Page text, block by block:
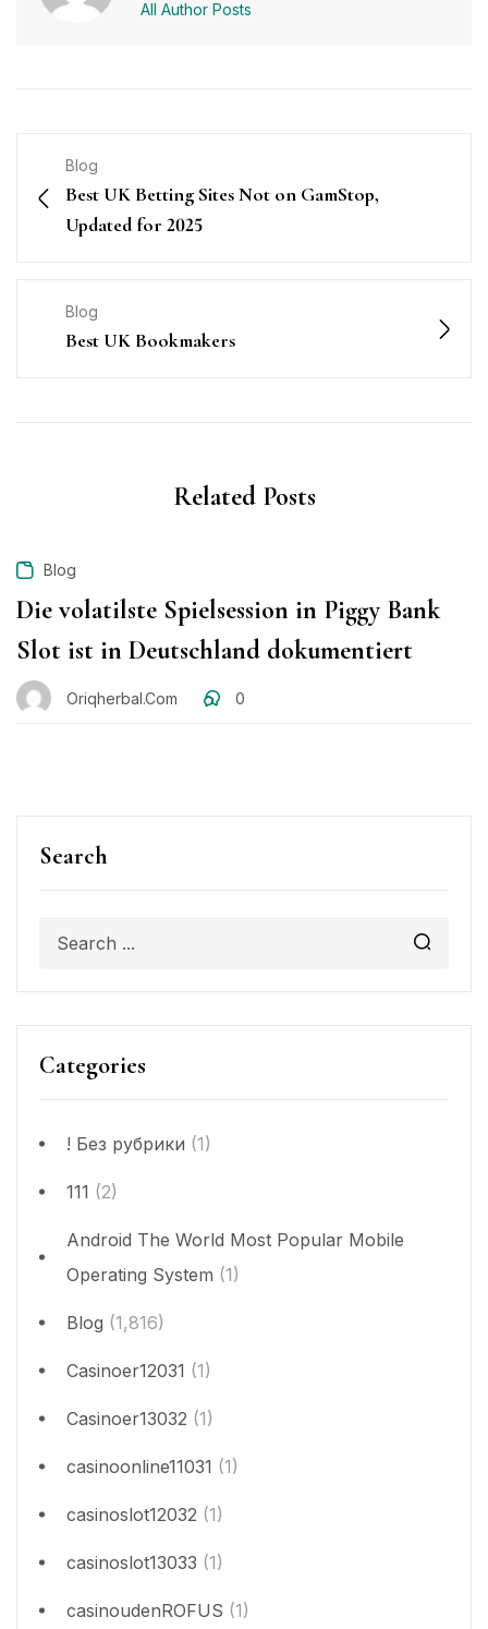
Search
Categories
! Без рубрики (1)
111 (2)
Android The World Most Popular Mobile
Operating System (1)
Blog (1,816)
Casinoer12031 (1)
Casinoer13032 (1)
casinoonline11031 (1)
casinoslot12032 (1)
casinoslot13033 (1)
casinoudenROFUS (1)
All Author Posts
Blog
Best UK Betting Sites Not on GamStop,
️Updated for 2025
Blog
Best UK Bookmakers
Related Posts
Blog
Die volatilste Spielsession in Piggy Bank
Slot ist in Deutschland dokumentiert
Oriqherbal.com 0